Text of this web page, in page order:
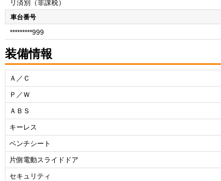
リ済別（非課税）
車台番号
*********999
装備情報
Ａ／Ｃ
Ｐ／Ｗ
ＡＢＳ
キーレス
ベンチシート
片側電動スライドドア
セキュリティ